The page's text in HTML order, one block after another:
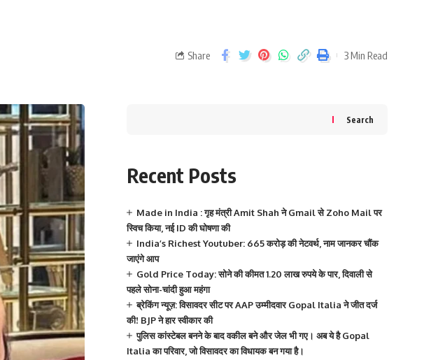
Share 3 Min Read
Search
Recent Posts
Made in India : गृह मंत्री Amit Shah ने Gmail से Zoho Mail पर
स्विच किया, नई ID की घोषणा की
India’s Richest Youtuber: 665 करोड़ की नेटवर्थ, नाम जानकर चौंक
जाएंगे आप
Gold Price Today: सोने की कीमत 1.20 लाख रुपये के पार, दिवाली से
पहले सोना-चांदी हुआ महंगा
ब्रेकिंग न्यूज़: विसावदर सीट पर AAP उम्मीदवार Gopal Italia ने जीत दर्ज
की! BJP ने हार स्वीकार की
पुलिस कांस्टेबल बनने के बाद वकील बने और जेल भी गए। अब ये है Gopal
Italia का परिवार, जो विसावदर का विधायक बन गया है।